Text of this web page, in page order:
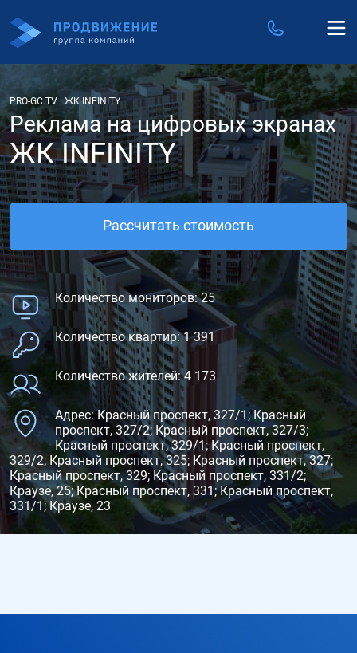
PRO-GC.TV |ЖК INFINITY
Реклама на цифровых экранах
ЖК INFINITY
Рассчитать стоимость
Количество мониторов: 25
Количество квартир: 1 391
Количество жителей: 4 173
Адрес: Красный проспект, 327/1; Красный
проспект, 327/2; Красный проспект, 327/3;
Красный проспект, 329/1; Красный проспект,
329/2; Красный проспект, 325; Красный проспект, 327;
Красный проспект, 329; Красный проспект, 331/2;
Краузе, 25; Красный проспект, 331; Красный проспект,
331/1; Краузе, 23